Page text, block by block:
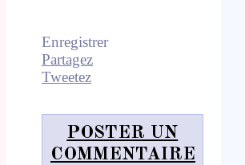
Enregistrer
Partagez
Tweetez
POSTER UN
COMMENTAIRE